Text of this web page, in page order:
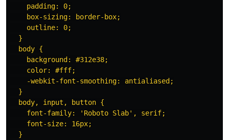
    padding: 0;
    box-sizing: border-box;
    outline: 0;
  }
  body {
    background: #312e38;
    color: #fff;
    -webkit-font-smoothing: antialiased;
  }
  body, input, button {
    font-family: 'Roboto Slab', serif;
    font-size: 16px;
  }